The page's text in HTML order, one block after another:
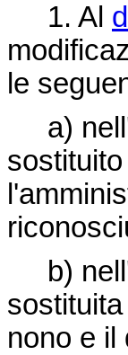
1. Al
le
a)
b)
nono e il